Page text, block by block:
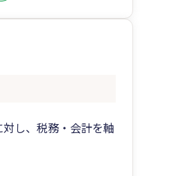
し、税務・会計を軸